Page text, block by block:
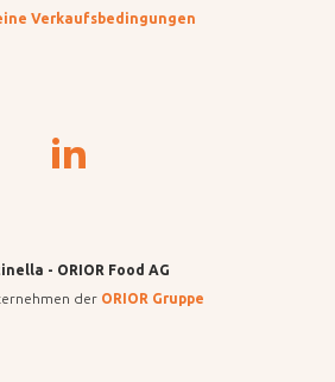
Verkaufsbedingungen
- ORIOR Food AG
der ORIOR Gruppe